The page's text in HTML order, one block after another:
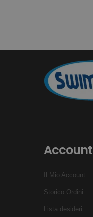
Account
Il Mio Account
Storico Ordini
Lista desideri